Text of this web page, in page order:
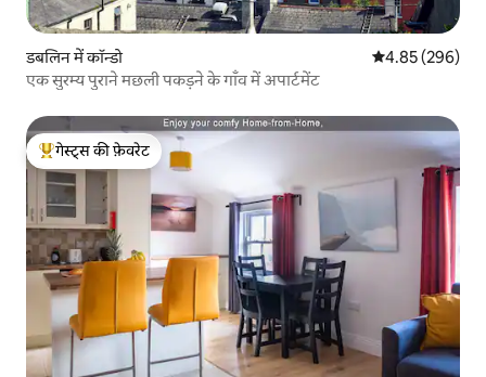
डबलिन में कॉन्डो औसत रेटिंग 5 में से
4.85 (296)
एक सुरम्य पुराने मछली पकड़ने के गाँव में अपार्टमेंट
गेस्ट्स का टॉप फ़ेवरेट
गेस्ट्स की फ़ेवरेट